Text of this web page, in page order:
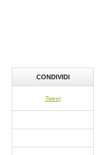
CONDIVIDI
Tweet